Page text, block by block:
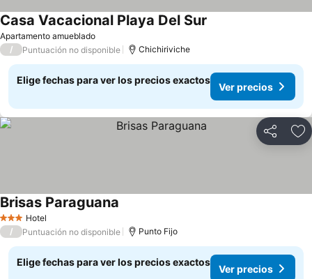
Apartamento amueblado
Casa Vacacional Playa Del Sur
/ Puntuación no disponible Chichiriviche
Elige fechas para ver los precios exactos
Ver precios
Compartir
3 Estrellas
Hotel
Brisas Paraguana
/ Puntuación no disponible Punto Fijo
Elige fechas para ver los precios exactos
Ver precios